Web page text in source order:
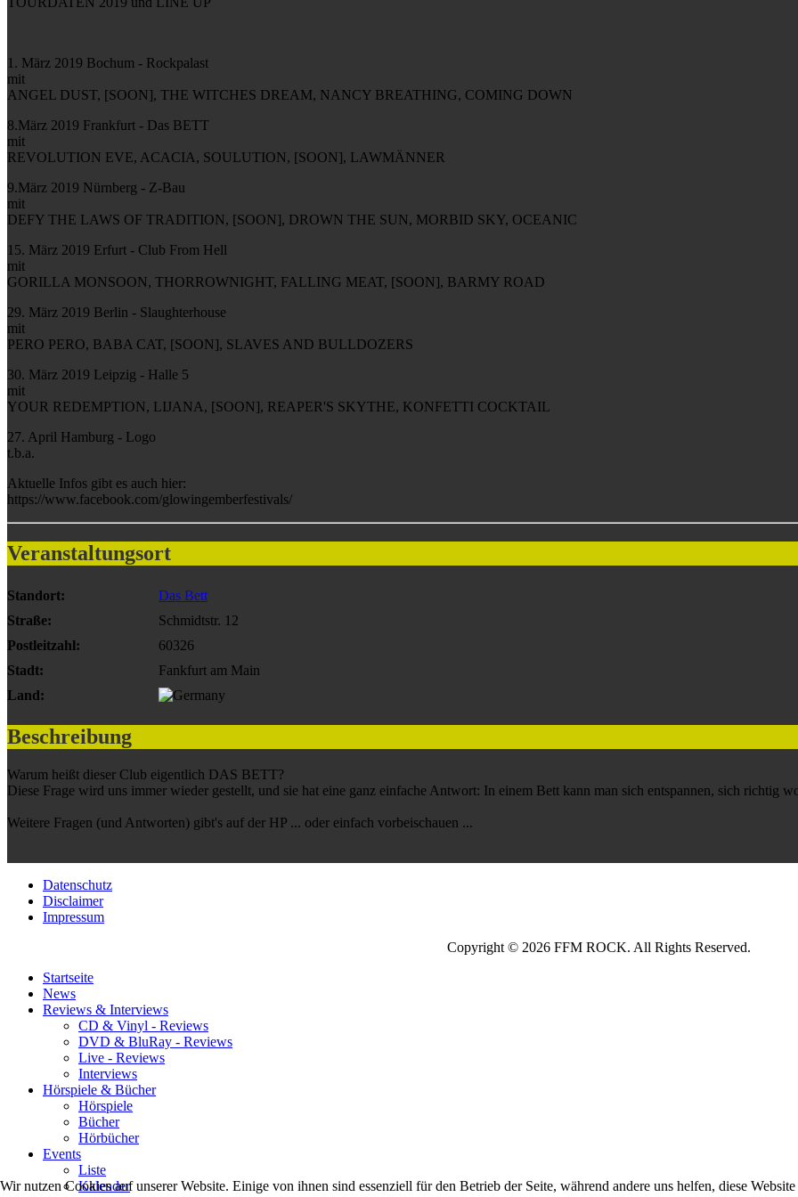
1. März 2019 Bochum - Rockpalast
mit
ANGEL DUST, [SOON], THE WITCHES DREAM, NANCY BREATHING, COMING DOWN
8.März 2019 Frankfurt - Das BETT
mit
REVOLUTION EVE, ACACIA, SOULUTION, [SOON], LAWMÄNNER
9.März 2019 Nürnberg - Z-Bau
mit
DEFY THE LAWS OF TRADITION, [SOON], DROWN THE SUN, MORBID SKY, OCEANIC
15. März 2019 Erfurt - Club From Hell
mit
GORILLA MONSOON, THORROWNIGHT, FALLING MEAT, [SOON], BARMY ROAD
29. März 2019 Berlin - Slaughterhouse
mit
PERO PERO, BABA CAT, [SOON], SLAVES AND BULLDOZERS
30. März 2019 Leipzig - Halle 5
mit
YOUR REDEMPTION, LIJANA, [SOON], REAPER'S SKYTHE, KONFETTI COCKTAIL
27. April Hamburg - Logo
t.b.a.
Aktuelle Infos gibt es auch hier:
https://www.facebook.com/glowingemberfestivals/
Veranstaltungsort
Standort:
Das Bett
Straße:
Schmidtstr. 12
Postleitzahl:
60326
Stadt:
Fankfurt am Main
Land:
Beschreibung
Warum heißt dieser Club eigentlich DAS BETT?
Diese Frage wird uns immer wieder gestellt, und sie hat eine ganz einfache Antwort: In einem Bett kann man sich entspannen, sich richtig
Weitere Fragen (und Antworten) gibt's auf der HP ... oder einfach vorbeischauen ...
Datenschutz
Disclaimer
Impressum
Copyright © 2026 FFM ROCK. All Rights Reserved.
Startseite
News
Reviews & Interviews
CD & Vinyl - Reviews
DVD & BluRay - Reviews
Live - Reviews
Interviews
Hörspiele & Bücher
Hörspiele
Bücher
Hörbücher
Events
Liste
Kalender
Wir nutzen Cookies auf unserer Website. Einige von ihnen sind essenziell für den Betrieb der Seite, während andere uns helfen, diese